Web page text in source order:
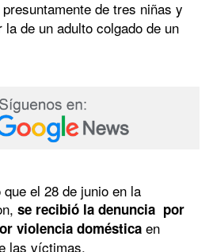
presuntamente de tres niñas y
de un adulto colgado de un
el 28 de junio en la
se recibió la denuncia por
violencia doméstica en
las víctimas.